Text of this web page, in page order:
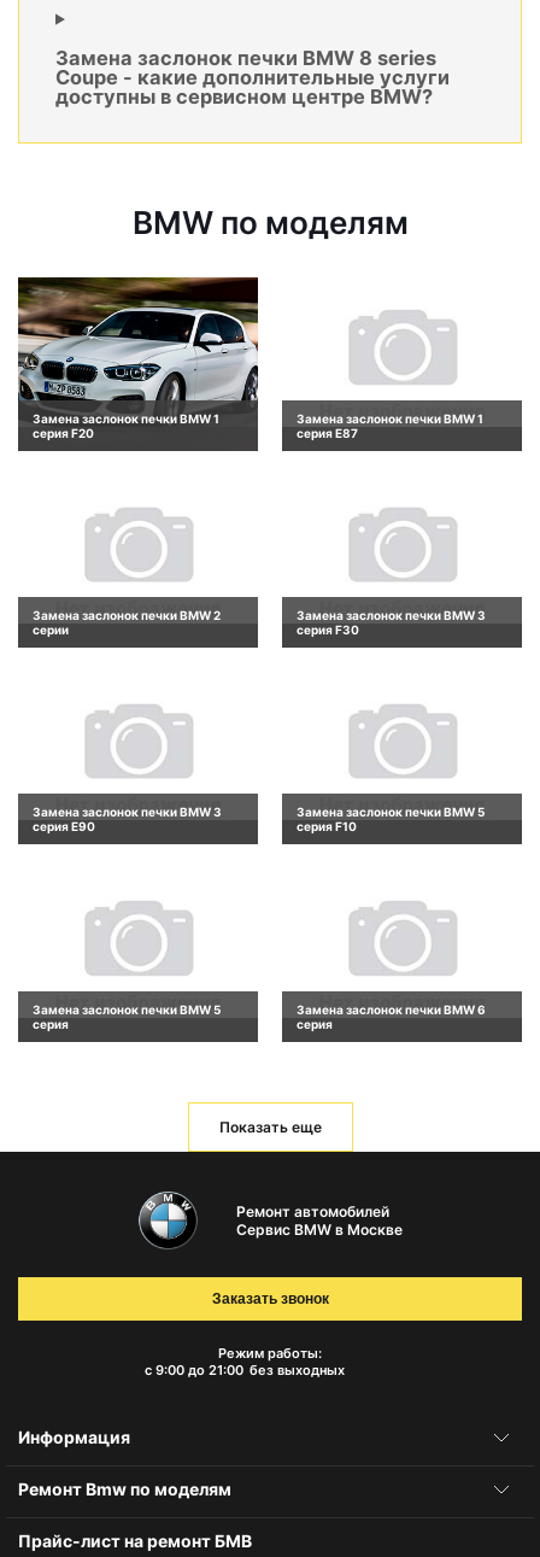
Замена заслонок печки BMW 8 series
Coupe - какие дополнительные услуги
доступны в сервисном центре BMW?
BMW по моделям
Замена заслонок печки BMW 1
серия F20
Замена заслонок печки BMW 1
серия E87
Замена заслонок печки BMW 2
серии
Замена заслонок печки BMW 3
серия F30
Замена заслонок печки BMW 3
серия E90
Замена заслонок печки BMW 5
серия F10
Замена заслонок печки BMW 5
серия
Замена заслонок печки BMW 6
серия
Показать еще
Ремонт автомобилей
Сервис BMW в Москве
Режим работы:
с 9:00 до 21:00 без выходных
Заказать звонок
Информация
Ремонт Bmw по моделям
Прайс-лист на ремонт БМВ